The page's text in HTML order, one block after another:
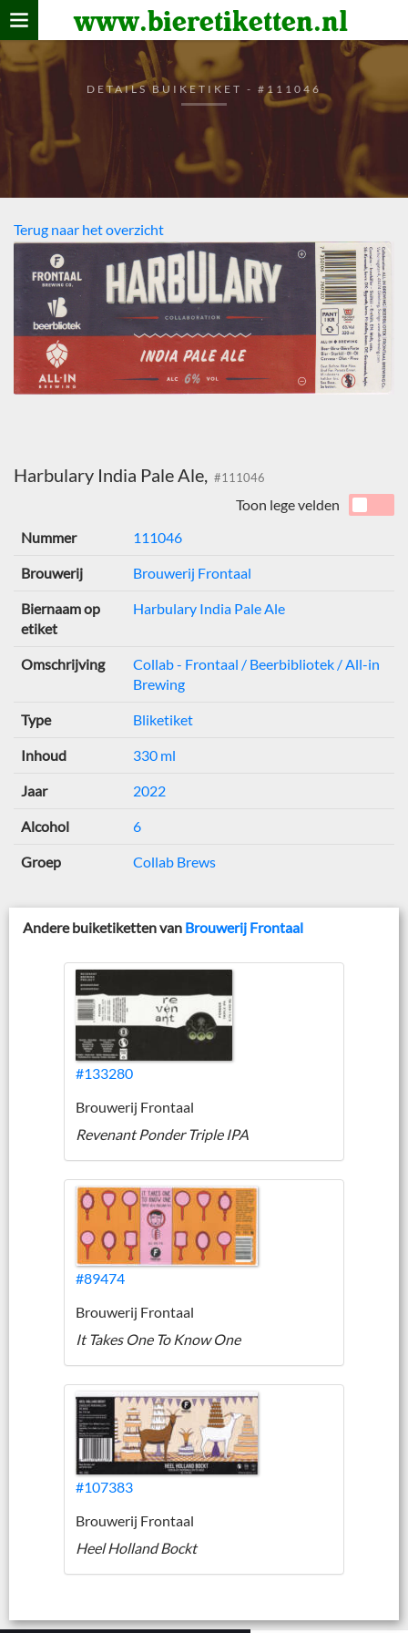
www.bieretiketten.nl
Home
verzamelen
De bierkaart
Bezoekers
DETAILS BUIKETIKET - #111046
Terug naar het overzicht
Harbulary India Pale Ale, #111046
Toon lege velden
Nummer
111046
Brouwerij Brouwerij Frontaal
Biernaam op
etiket
Harbulary India Pale Ale
Omschrijving
Collab - Frontaal / Beerbibliotek / All-in
Brewing
Type Bliketiket
Inhoud 330 ml
Jaar 2022
Alcohol 6
Groep Collab Brews
Andere buiketiketten van Brouwerij Frontaal
#133280
Brouwerij Frontaal
Revenant Ponder Triple IPA
#89474
Brouwerij Frontaal
It Takes One To Know One
#107383
Brouwerij Frontaal
Heel Holland Bockt